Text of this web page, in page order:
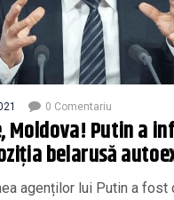
0 Comentariu
Moldova! Putin a
belarusă
agenților lui Putin a fost